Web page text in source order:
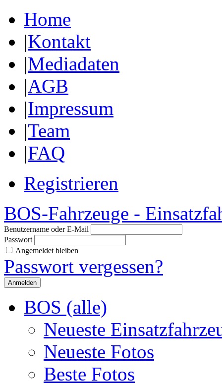
Home
|Kontakt
|Mediadaten
|AGB
|Impressum
|Team
|FAQ
Registrieren
BOS-Fahrzeuge -
Benutzername oder E-Mail
Passwort
Angemeldet bleiben
Passwort vergessen?
BOS (alle)
Neueste
Neueste Fotos
Beste Fotos